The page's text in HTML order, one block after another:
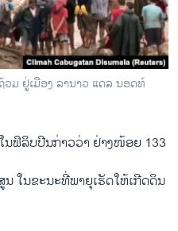
ມ ຢູ່ເມືອງ ລານາວ ແດລ ນອດທ໌
ຟິລິບ​ປີນ​ກ່າວ​ວ່າ ຢ່າງໜ້ອຍ 133
ໃນ​ຂະນະ​ທີ່​ພາຍຸ​ເຮັດ​ໃຫ້​ເກີດ​ດິນ​